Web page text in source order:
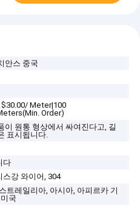
안스 중국
$30.00/ Meter|100
Order)
이 원통 형상에서 싸여진다고, 길
표시됩니다.
다
스강 와이어, 304
트레일리아, 아시아, 아피르카 기
국